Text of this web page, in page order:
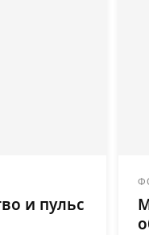
и пульс